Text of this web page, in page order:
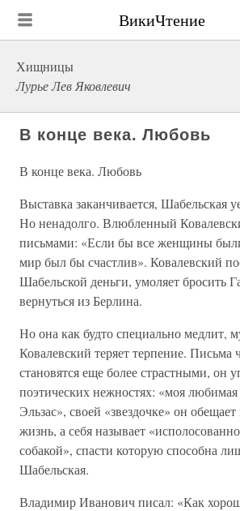
ВикиЧтение
Хищницы
Лурье Лев Яковлевич
В конце века. Любовь
В конце века. Любовь
Выставка заканчивается, Шабельская
Но ненадолго. Влюбленный
письмами: «Если бы все женщины
мир был бы счастлив». Ковалевский
Шабельской деньги, умоляет бросить
вернуться из Берлина.
Но она как будто специально медлит,
Ковалевский теряет терпение. Письма
становятся еще более страстными, он
поэтических нежностях: «моя любимая
Эльзас», своей «звездочке» он
жизнь, а себя называет
собакой», спасти которую способна
Шабельская.
Владимир Иванович писал: «Как